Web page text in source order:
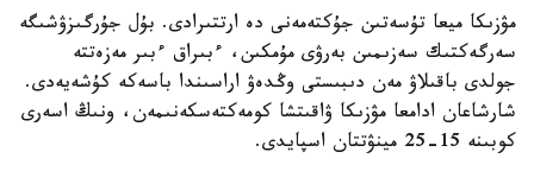
مۋزىكا ميعا تۇسەتىن جۇكتەمەنى دە ارتتىرادى. بۇل جۇرگىزۋشىگە
سەرگەكتىك سەزىمىن بەرۋى مۇمكىن، ءبىراق ءبىر مەزەتتە
جولدى باقىلاۋ مەن دىبىستى وڭدەۋ اراسىندا باسەكە كۇشەيەدى.
شارشاعان ادامعا مۋزىكا ۋاقىتشا كومەكتەسكەنىمەن، ونىڭ اسەرى
كوبىنە 15-25 مينۋتتان اسپايدى.